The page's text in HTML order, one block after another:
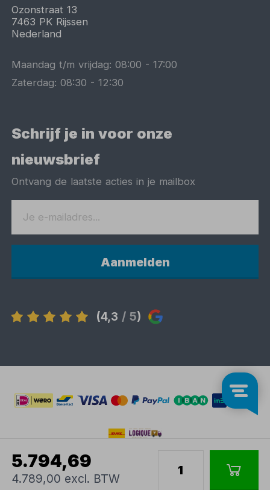
5.794,69
4.789,00 excl. BTW
Ozonstraat 13
7463 PK Rijssen
Nederland
Maandag t/m vrijdag:08:00 -17:00
Zaterdag:08:30 -12:30
Schrijf je in voor onze
nieuwsbrief
Ontvang de laatste acties in je mailbox
Aanmelden
(4,3 / 5)